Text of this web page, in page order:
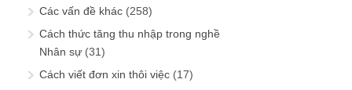
Các vấn đề khác (258)
Cách thức tăng thu nhập trong nghề
Nhân sự (31)
Cách viết đơn xin thôi việc (17)